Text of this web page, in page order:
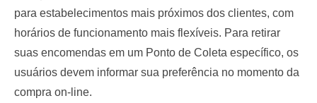
para estabelecimentos mais próximos dos clientes, com
horários de funcionamento mais flexíveis. Para retirar
suas encomendas em um Ponto de Coleta específico, os
usuários devem informar sua preferência no momento da
compra on-line.